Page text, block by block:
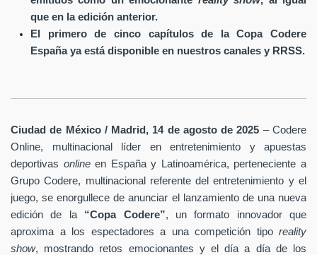
que en la edición anterior.
El primero de cinco capítulos de la Copa Codere
España ya está disponible en nuestros canales y RRSS.
Ciudad de México / Madrid, 14 de agosto de 2025 – Codere
Online, multinacional líder en entretenimiento y apuestas
deportivas onlineen España y Latinoamérica, perteneciente a
Grupo Codere, multinacional referente del entretenimiento y el
juego,se enorgullece de anunciar el lanzamiento de una nueva
edición de la “Copa Codere”, un formato innovador que
aproxima a los espectadores a una competición tipo reality
show, mostrando retos emocionantes y el día a día de los